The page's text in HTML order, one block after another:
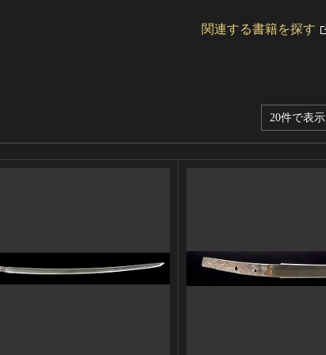
関連する書籍を探す
20件で表示